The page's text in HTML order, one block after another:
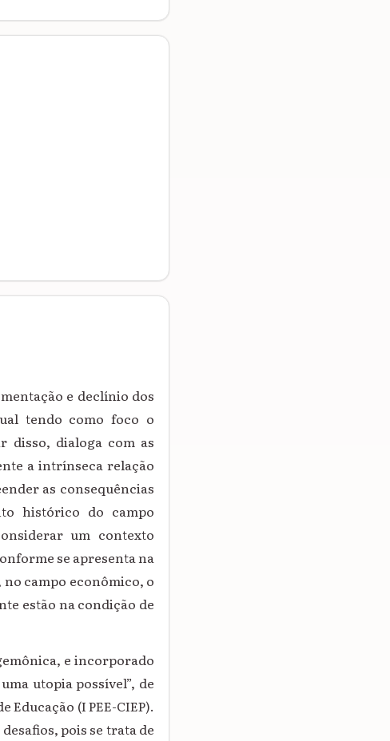
e declínio dos
tendo como foco o
disso, dialoga com as
a intrínseca relação
as consequências
histórico do campo
um contexto
se apresenta na
no campo econômico, o
estão na condição de
e incorporado
utopia possível”, de
(I PEE-CIEP).
pois se trata de